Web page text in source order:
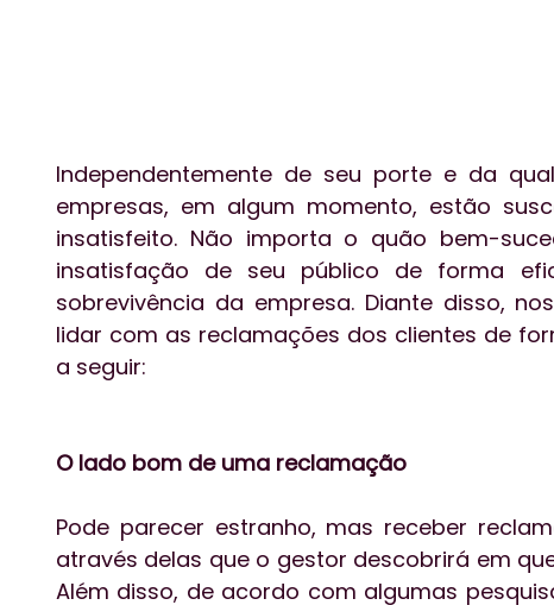
Independentemente de seu porte e da
empresas, em algum momento, estão
insatisfeito. Não importa o quão bem-
insatisfação de seu público de forma
sobrevivência da empresa. Diante disso,
lidar com as reclamações dos clientes de
a seguir:
O lado bom de uma reclamação
Pode parecer estranho, mas receber
através delas que o gestor descobrirá em
Além disso, de acordo com algumas